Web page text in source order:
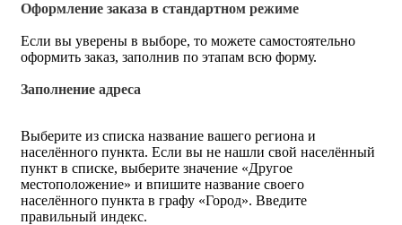
Оформление заказа в стандартном режиме
Если вы уверены в выборе, то можете самостоятельно
оформить заказ, заполнив по этапам всю форму.
Заполнение адреса
Выберите из списка название вашего региона и
населённого пункта. Если вы не нашли свой населённый
пункт в списке, выберите значение «Другое
местоположение» и впишите название своего
населённого пункта в графу «Город». Введите
правильный индекс.